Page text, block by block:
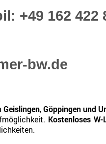
+49 162 422
bw.de
Geislingen,Göppingen und
Kostenloses W-